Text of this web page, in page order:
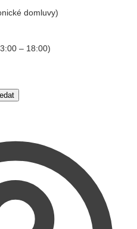
domluvy)
– 18:00)